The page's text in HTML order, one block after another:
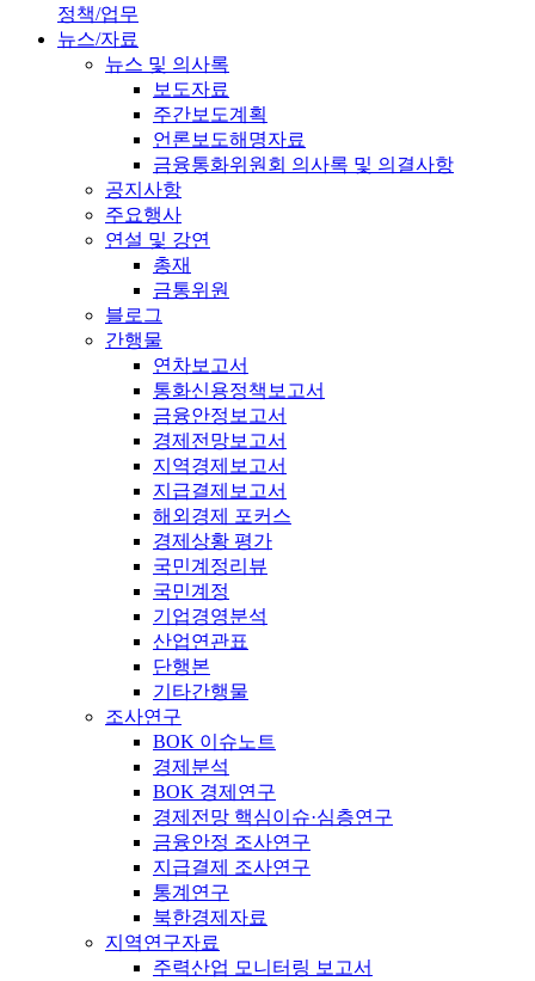
정책/업무
뉴스/자료
뉴스 및 의사록
보도자료
주간보도계획
언론보도해명자료
금융통화위원회 의사록 및 의결사항
공지사항
주요행사
연설 및 강연
총재
금통위원
블로그
간행물
연차보고서
통화신용정책보고서
금융안정보고서
경제전망보고서
지역경제보고서
지급결제보고서
해외경제 포커스
경제상황 평가
국민계정리뷰
국민계정
기업경영분석
산업연관표
단행본
기타간행물
조사연구
BOK 이슈노트
경제분석
BOK 경제연구
경제전망 핵심이슈·심층연구
금융안정 조사연구
지급결제 조사연구
통계연구
북한경제자료
지역연구자료
주력산업 모니터링 보고서